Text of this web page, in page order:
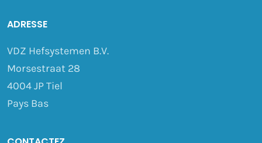
ADRESSE
VDZ Hefsystemen B.V.
Morsestraat 28
4004 JP Tiel
Pays Bas